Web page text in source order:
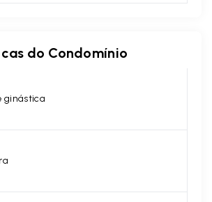
do Condomínio
ginástica